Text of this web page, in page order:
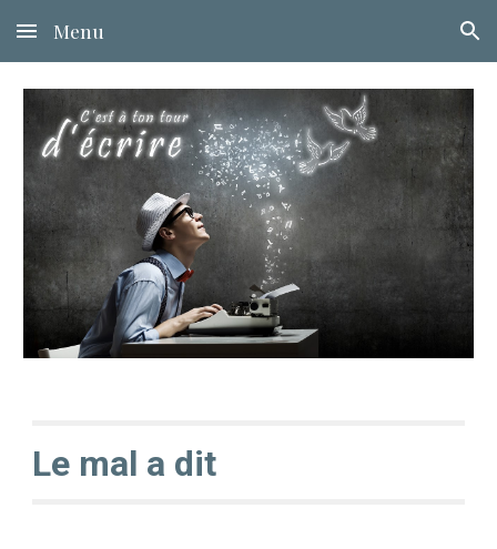
Skip to main content Skip to navigation
Menu
Le mal a dit